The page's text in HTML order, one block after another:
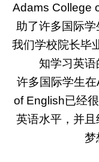
Adams College
助了许多国际
我们学校院长毕
知学习英语
许多国际学生
of English已经
英语水平，并
梦